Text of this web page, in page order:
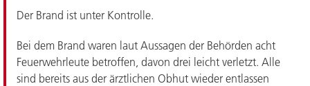
Der Brand ist unter Kontrolle.
Bei dem Brand waren laut Aussagen der Behörden acht
Feuerwehrleute betroffen, davon drei leicht verletzt. Alle
sind bereits aus der ärztlichen Obhut wieder entlassen